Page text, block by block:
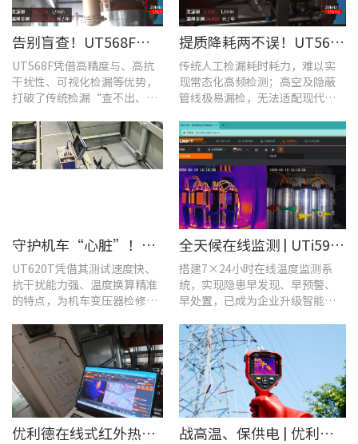
告别盲查！UT568F红外声成像仪，让汽车智造车间气体泄漏检测更智能高效
UT568F凭借高精度与、高抗
干扰性、可视化检漏等优势，
打破了传统检漏“查不出、查
提质降耗两不误！UT568F红外声成像仪破解酿酒车间检漏难题
传统人工检漏耗时耗力，难以实
现常态化高频检测；高空及隐蔽
管线极易漏检，无法适配现代化
守护机车“心脏”！优利德UT620T助力HXD3C主变压器高效检修
UT620T凭借其测试速度快、
抗干扰能力强、温度换算精准
的特点，为机车变压器检修带
全天候在线监测 | UTi591B在线式红外热成像仪助力配电运维智能化转型
搭建7×24小时在线温度监测系
统，实现隐患早发现、早预警、
早处置，已成为企业升级智能运
优利德在线式红外热成像仪在配电柜运维中的实测应用(系列篇) 战高温、保供电 | 优利德全系列电力运维检测工具，助力夏季电网运维更高效